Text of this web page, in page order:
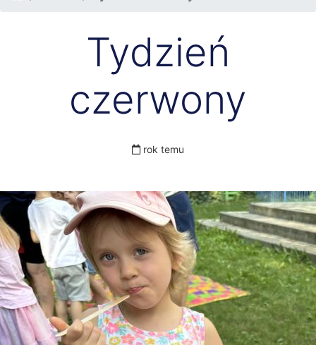
Tydzień
czerwony
rok temu